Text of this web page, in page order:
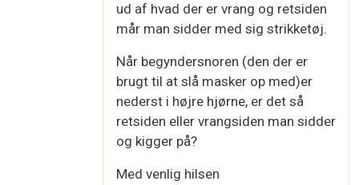
ud af hvad der er vrang og retsiden
mår man sidder med sig strikketøj.
Når begyndersnoren (den der er
brugt til at slå masker op med)er
nederst i højre hjørne, er det så
retsiden eller vrangsiden man sidder
og kigger på?
Med venlig hilsen